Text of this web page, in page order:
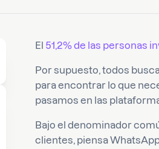
El 51,2% de las personas
Por supuesto, todos
para encontrar lo que
pasamos en las
Bajo el denominador
clientes, piensa